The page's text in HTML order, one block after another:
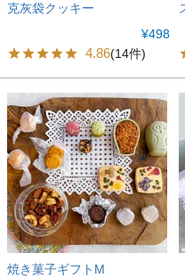
克灰袋クッキー
¥498
4.86(14件)
焼き菓子ギフトM